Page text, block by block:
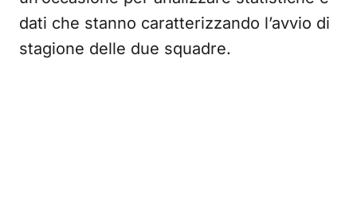
dati che stanno caratterizzando l’avvio di
stagione delle due squadre.